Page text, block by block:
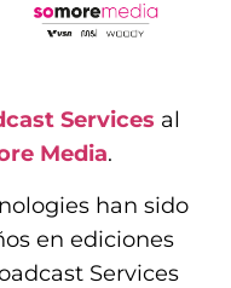
Services al
Media.
han sido
en ediciones
Services